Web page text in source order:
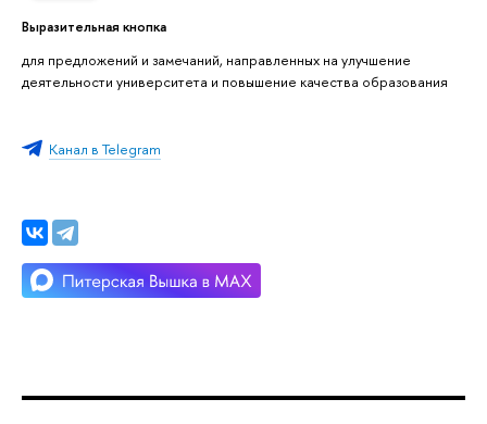
Выразительная кнопка
для предложений и замечаний, направленных на улучшение
деятельности университета и повышение качества образования
Канал в Telegram